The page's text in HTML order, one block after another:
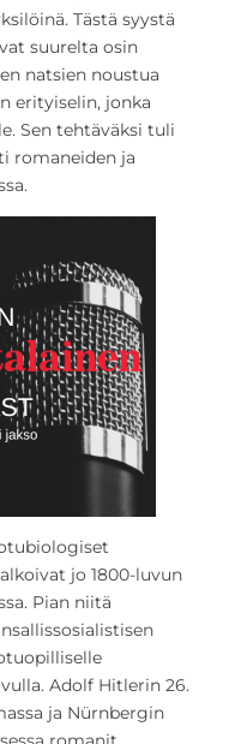
Tästä syystä
suurelta osin
natsien noustua
erityiselin, jonka
Sen tehtäväksi tuli
romaneiden ja
jo 1800-luvun
Pian niitä
Adolf Hitlerin 26.
ja Nürnbergin